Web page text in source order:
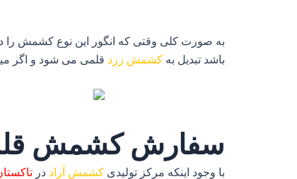
به صورت کلی وقتی که انگور این نوع کشمش را در
باشد تبدیل به کشمش زرد قلمی می شود و اگر
سفارش کشمش قلمی
با وجود اینکه مرکز تولیدی کشمش آراد در